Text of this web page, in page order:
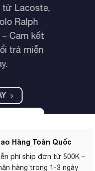
từ Lacoste,
Ralph
– Cam kết
trả miễn
8338
Hàng Toàn Quốc
phí ship đơn từ 500K –
hàng trong 1-3 ngày